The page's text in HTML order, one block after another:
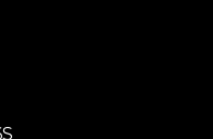
unter uns